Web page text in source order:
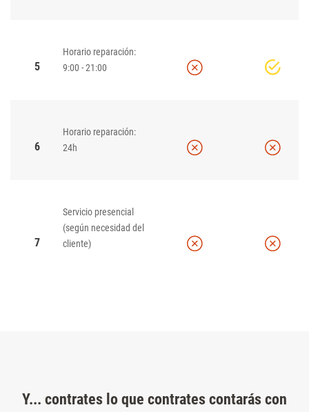
5
Horario reparación:
9:00 - 21:00
6
Horario reparación:
24h
7
Servicio presencial
(según necesidad del
cliente)
Y... contrates lo que contrates contarás con